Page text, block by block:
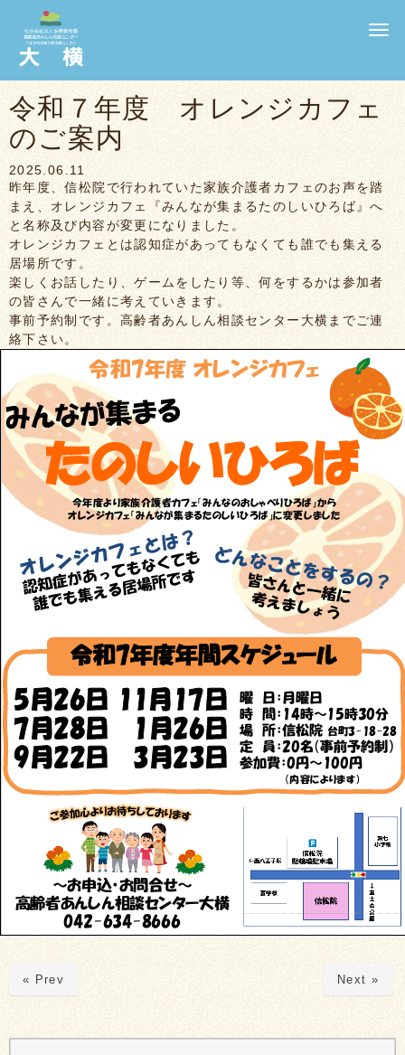
N
令和７年度 オレンジカフェ
のご案内
2025.06.11
昨年度、信松院で行われていた家族介護者カフェのお声を踏
まえ、オレンジカフェ『みんなが集まるたのしいひろば』へ
と名称及び内容が変更になりました。
オレンジカフェとは認知症があってもなくても誰でも集える
居場所です。
楽しくお話したり、ゲームをしたり等、何をするかは参加者
の皆さんで一緒に考えていきます。
事前予約制です。高齢者あんしん相談センター大横までご連
絡下さい。
« Prev Next »